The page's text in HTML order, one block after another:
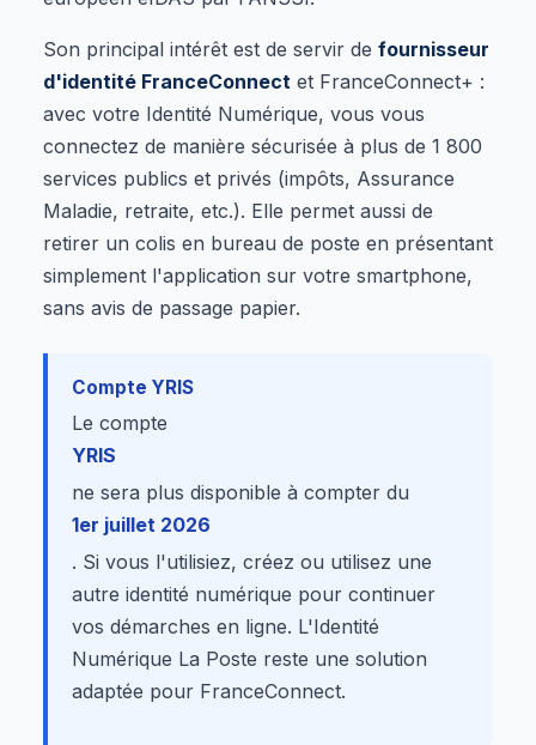
Son principal intérêt est de servir de fournisseur
d'identité FranceConnect et FranceConnect+ :
avec votre Identité Numérique, vous vous
connectez de manière sécurisée à plus de 1 800
services publics et privés (impôts, Assurance
Maladie, retraite, etc.). Elle permet aussi de
retirer un colis en bureau de poste en présentant
simplement l'application sur votre smartphone,
sans avis de passage papier.
Compte YRIS
Le compte
YRIS
ne sera plus disponible à compter du
1er juillet 2026
. Si vous l'utilisiez, créez ou utilisez une
autre identité numérique pour continuer
vos démarches en ligne. L'Identité
Numérique La Poste reste une solution
adaptée pour FranceConnect.